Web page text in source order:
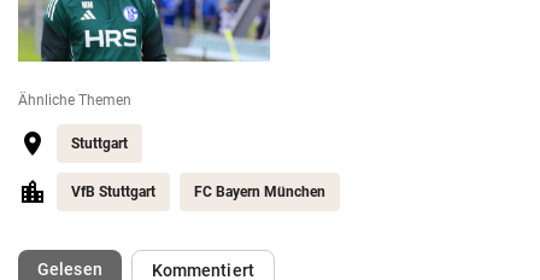
Ähnliche Themen
Stuttgart
VfB Stuttgart FC Bayern München
Gelesen(ausgewählt)Kommentiert